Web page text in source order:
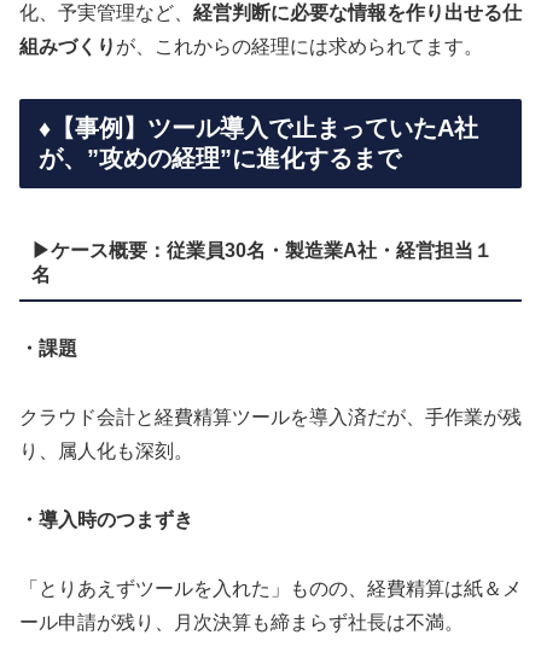
化、予実管理など、 経営判断に必要な情報を作り出せる仕
組みづくり が、これからの経理には求められてます。
♦️【事例】ツール導入で止まっていたA社
が、”攻めの経理”に進化するまで
▶ケース概要：従業員30名・製造業A社・経営担当１
名
・課題
クラウド会計と経費精算ツールを導入済だが、手作業が残
り、属人化も深刻。
・導入時のつまずき
「とりあえずツールを入れた」ものの、経費精算は紙＆メ
ール申請が残り、月次決算も締まらず社長は不満。